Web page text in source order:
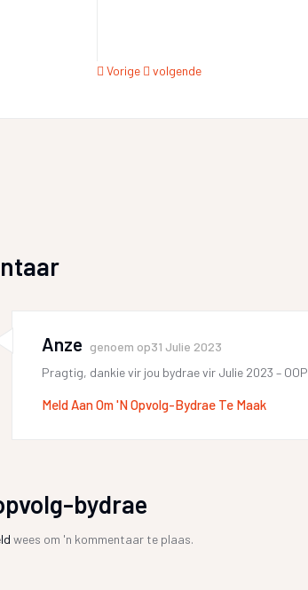
Vorige volgende
Anze genoem op31 Julie 2023
Pragtig, dankie vir jou bydrae vir Julie 2023 –
Meld Aan Om 'n Opvolg-Bydrae Te Maak
bydrae
wees om 'n kommentaar te plaas.